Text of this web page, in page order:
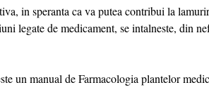
in speranta ca va putea contribui la
legate de medicament, se intalneste, din
un manual de Farmacologia plantelor